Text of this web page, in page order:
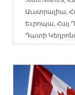
Աւստրալիա ,
Եւրոպա ,Հայ
Դատի